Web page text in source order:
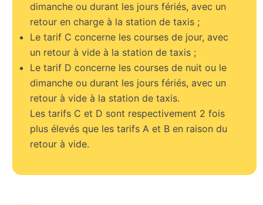
dimanche ou durant les jours fériés, avec un
retour en charge à la station de taxis ;
Le tarif C concerne les courses de jour, avec
un retour à vide à la station de taxis ;
Le tarif D concerne les courses de nuit ou le
dimanche ou durant les jours fériés, avec un
retour à vide à la station de taxis.
Les tarifs C et D sont respectivement 2 fois
plus élevés que les tarifs A et B en raison du
retour à vide.